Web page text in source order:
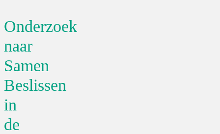
Onderzoek
naar
Samen
Beslissen
in
de